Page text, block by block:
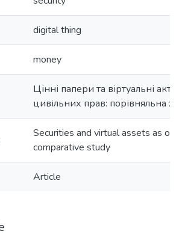
digital thing
money
Цінні папери та віртуальні
цивільних прав: порівняльна
Securities and virtual assets as
comparative study
Article